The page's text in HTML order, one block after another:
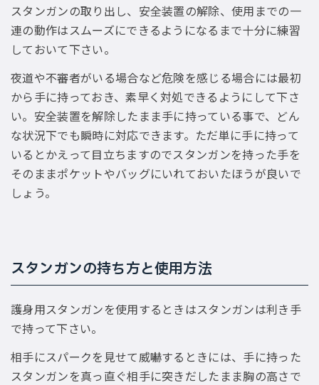
スタンガンの取り出し、安全装置の解除、使用までの一
連の動作はスムーズにできるようになるまで十分に練習
しておいて下さい。
夜道や不審者がいる場合など危険を感じる場合には最初
から手に持っておき、素早く対処できるようにして下さ
い。安全装置を解除したまま手に持っている事で、どん
な状況下でも瞬時に対応できます。ただ単に手に持って
いるとかえって目立ちますのでスタンガンを持った手を
そのままポケットやバッグにいれておいたほうが良いで
しょう。
スタンガンの持ち方と使用方法
護身用スタンガンを使用するときはスタンガンは利き手
で持って下さい。
相手にスパークを見せて威嚇するときには、手に持った
スタンガンを真っ直ぐ相手に突きだしたまま胸の高さで